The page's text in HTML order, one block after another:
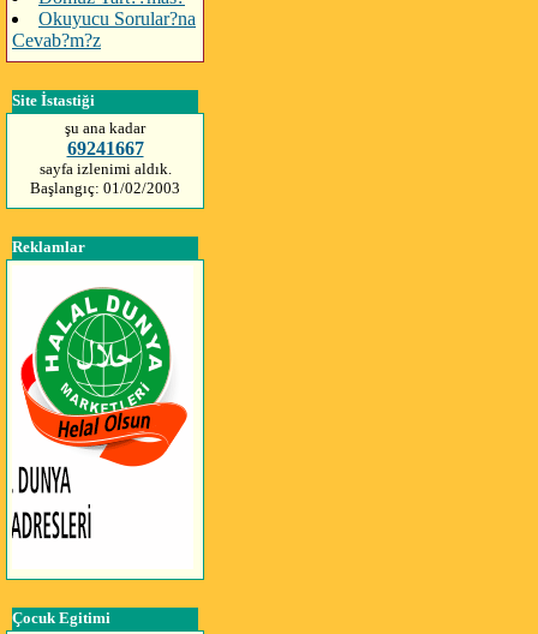
Okuyucu Sorular?na
Cevab?m?z
Site İstastiği
şu ana kadar
69241667
sayfa izlenimi aldık.
Başlangıç: 01/02/2003
Reklamlar
Çocuk Egitimi